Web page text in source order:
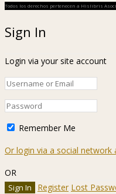
Todos los derechos pertenecen a Hislibris
Sign In
Login via your site account
Remember Me
Or login via a social network
OR
Register Lost